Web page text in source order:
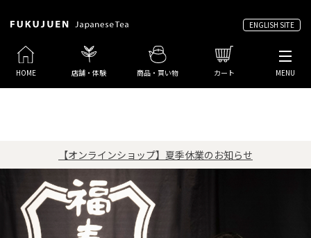
ENGLISH SITE
HOME 店舗・体験 商品・買い物 カート MENU
【オンラインショップ】夏季休業のお知らせ